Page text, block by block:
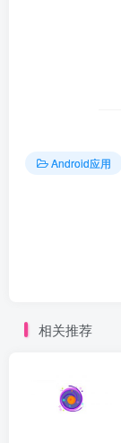
Android应用
相关推荐